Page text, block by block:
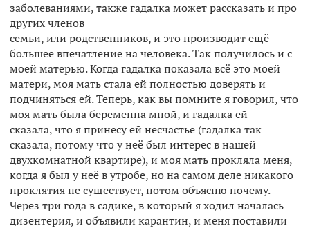
заболеваниями, также гадалка может рассказать и про
других членов
семьи, или родственников, и это производит ещё
большее впечатление на человека. Так получилось и с
моей матерью. Когда гадалка показала всё это моей
матери, моя мать стала ей полностью доверять и
подчиняться ей. Теперь, как вы помните я говорил, что
моя мать была беременна мной, и гадалка ей
сказала, что я принесу ей несчастье (гадалка так
сказала, потому что у неё был интерес в нашей
двухкомнатной квартире), и моя мать прокляла меня,
когда я был у неё в утробе, но на самом деле никакого
проклятия не существует, потом объясню почему.
Через три года в садике, в который я ходил началась
дизентерия, и объявили карантин, и меня поставили